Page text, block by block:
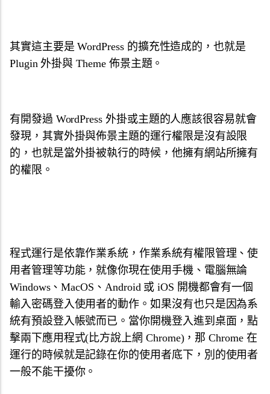
其實這主要是 WordPress 的擴充性造成的，也就是
Plugin 外掛與 Theme 佈景主題。
有開發過 WordPress 外掛或主題的人應該很容易就會
發現，其實外掛與佈景主題的運行權限是沒有設限
的，也就是當外掛被執行的時候，他擁有網站所擁有
的權限。
程式運行是依靠作業系統，作業系統有權限管理、使
用者管理等功能，就像你現在使用手機、電腦無論
Windows、MacOS、Android 或 iOS 開機都會有一個
輸入密碼登入使用者的動作。如果沒有也只是因為系
統有預設登入帳號而已。當你開機登入進到桌面，點
擊兩下應用程式(比方說上網 Chrome)，那 Chrome 在
運行的時候就是記錄在你的使用者底下，別的使用者
一般不能干擾你。